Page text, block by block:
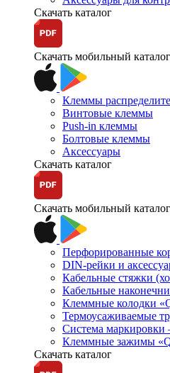
Скачать каталог
Скачать мобильный каталог
Клеммы
Винтовые клеммы
Push-in клеммы
Болтовые клеммы
Аксессуары
Скачать каталог
Скачать мобильный каталог
Перфорированные
DIN-рейки и
Кабельные стяжки
Кабельные
Клеммные колодки
Термоусаживаемые
Система
Клеммные зажимы
Скачать каталог